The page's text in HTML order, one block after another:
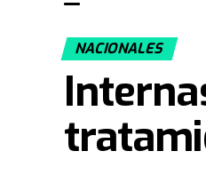
NACIONALES